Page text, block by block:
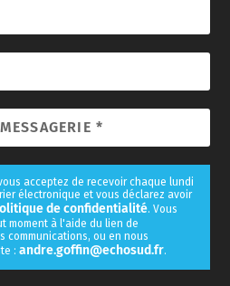
acceptez de recevoir chaque lundi
électronique et vous déclarez avoir
de confidentialité. Vous
moment à l'aide du lien de
communications, ou en nous
:andre.goffin@echosud.fr.